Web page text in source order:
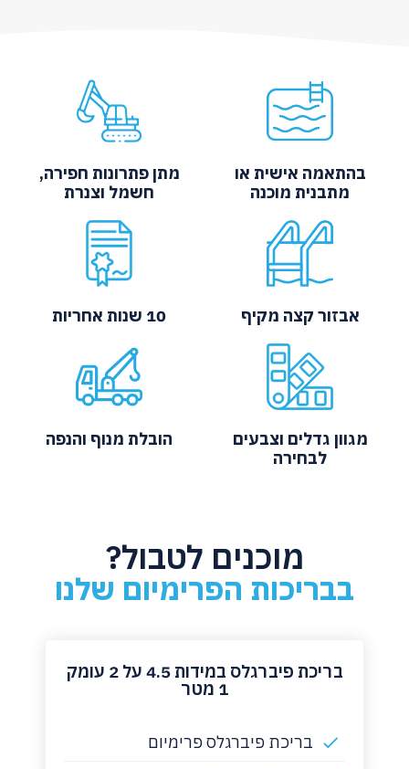
בהתאמה אישית או
מתבנית מוכנה
מתן פתרונות חפירה,
חשמל וצנרת
אבזור קצה מקיף 10 שנות אחריות
מגוון גדלים וצבעים
לבחירה
הובלת מנוף והנפה
מוכנים לטבול?
בבריכות הפרימיום שלנו
‏בריכת פיברגלס במידות 4.5 על 2 עומק
1 מטר
בריכת פיברגלס פרימיום